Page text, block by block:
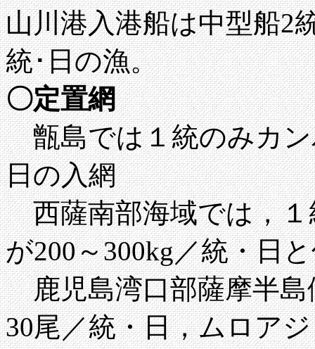
山川港入港船は中型船2
統･日の漁。
〇定置網
甑島では１統のみカ
日の入網
西薩南部海域では，
が200～300kg／統・日
鹿児島湾口部薩摩半島
30尾／統・日，ムロア